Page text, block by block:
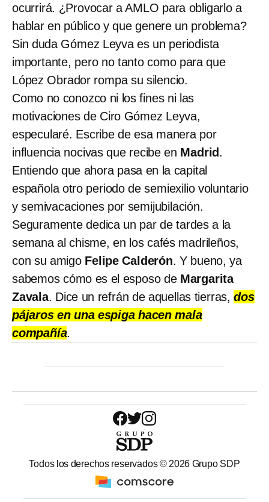
ocurrirá. ¿Provocar a AMLO para obligarlo a
hablar en público y que genere un problema?
Sin duda Gómez Leyva es un periodista
importante, pero no tanto como para que
López Obrador rompa su silencio.
Como no conozco ni los fines ni las
motivaciones de Ciro Gómez Leyva,
especularé. Escribe de esa manera por
influencia nocivas que recibe en Madrid .
Entiendo que ahora pasa en la capital
española otro periodo de semiexilio voluntario
y semivacaciones por semijubilación.
Seguramente dedica un par de tardes a la
semana al chisme, en los cafés madrileños,
con su amigo Felipe Calderón. Y bueno, ya
sabemos cómo es el esposo de Margarita
Zavala. Dice un refrán de aquellas tierras,dos
pájaros en una espiga hacen mala
compañía.
Todos los derechos reservados © 2026 Grupo SDP